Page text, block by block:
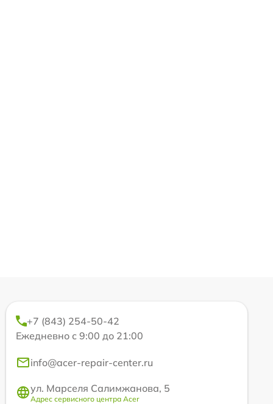
+7 (843) 254-50-42
Ежедневно с 9:00 до 21:00
info@acer-repair-center.ru
ул. Марселя Салимжанова, 5
Адрес сервисного центра Acer